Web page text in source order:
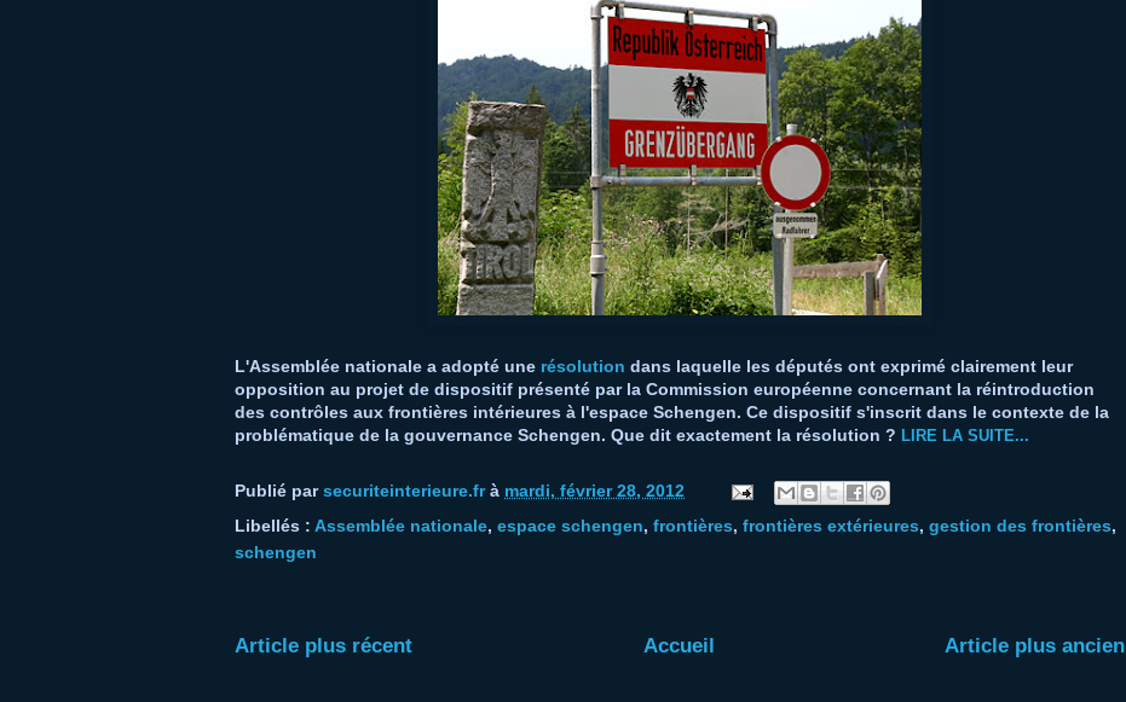
L'Assemblée nationale a adopté une résolution dans laquelle les députés ont exprimé clairement leur
opposition au projet de dispositif présenté par la Commission européenne concernant la réintroduction
des contrôles aux frontières intérieures à l'espace Schengen. Ce dispositif s'inscrit dans le contexte de la
problématique de la gouvernance Schengen. Que dit exactement la résolution ? LIRE LA SUITE...
Publié parsecuriteinterieure.fr à mardi, février 28, 2012
Libellés : Assemblée nationale, espace schengen, frontières, frontières extérieures, gestion des frontières,
schengen
Article plus récent Article plus ancien
Accueil